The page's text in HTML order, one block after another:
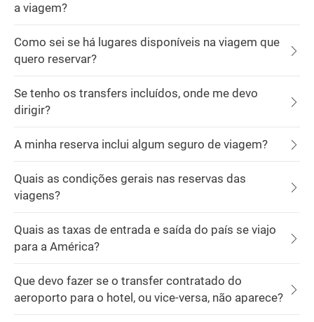
a viagem?
Como sei se há lugares disponíveis na viagem que
quero reservar?
Se tenho os transfers incluídos, onde me devo
dirigir?
A minha reserva inclui algum seguro de viagem?
Quais as condições gerais nas reservas das
viagens?
Quais as taxas de entrada e saída do país se viajo
para a América?
Que devo fazer se o transfer contratado do
aeroporto para o hotel, ou vice-versa, não aparece?